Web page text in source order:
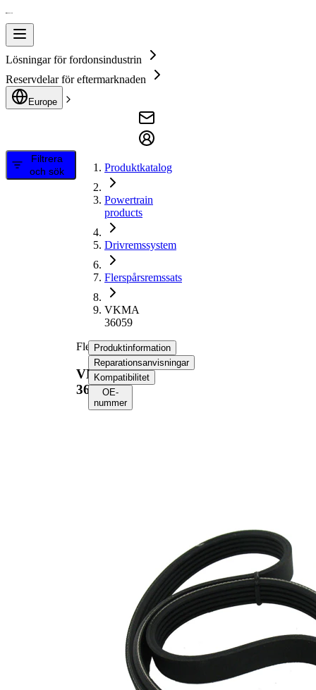
Lösningar för fordonsindustrin
Reservdelar för eftermarknaden
Europe
Filtrera
och sök
Produktkatalog
Powertrain
products
Drivremssystem
Flerspårsremssats
VKMA
36059
Flerspårsremssats
VKMA
36059
Produktinformation
Reparationsanvisningar
Kompatibilitet
OE-
nummer
och byt vid
Inga SVHC-
substanser
tillhanda!
Remmaterial
(etylpropylen-
Produktlista
Artikelnamn Artikelnummer Antal
Remsträckare,
flerspårsrem
1